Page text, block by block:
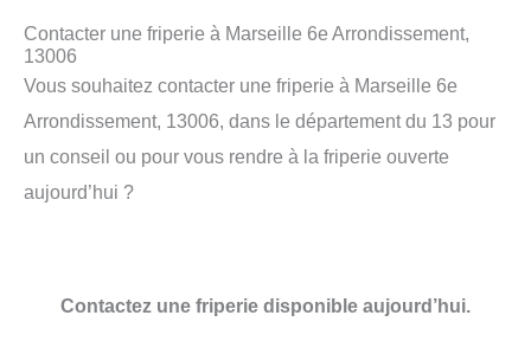
Contacter une friperie à Marseille 6e Arrondissement,
13006
Vous souhaitez contacter une friperie à Marseille 6e
Arrondissement, 13006, dans le département du 13 pour
un conseil ou pour vous rendre à la friperie ouverte
aujourd’hui ?
Contactez une friperie disponible aujourd’hui.